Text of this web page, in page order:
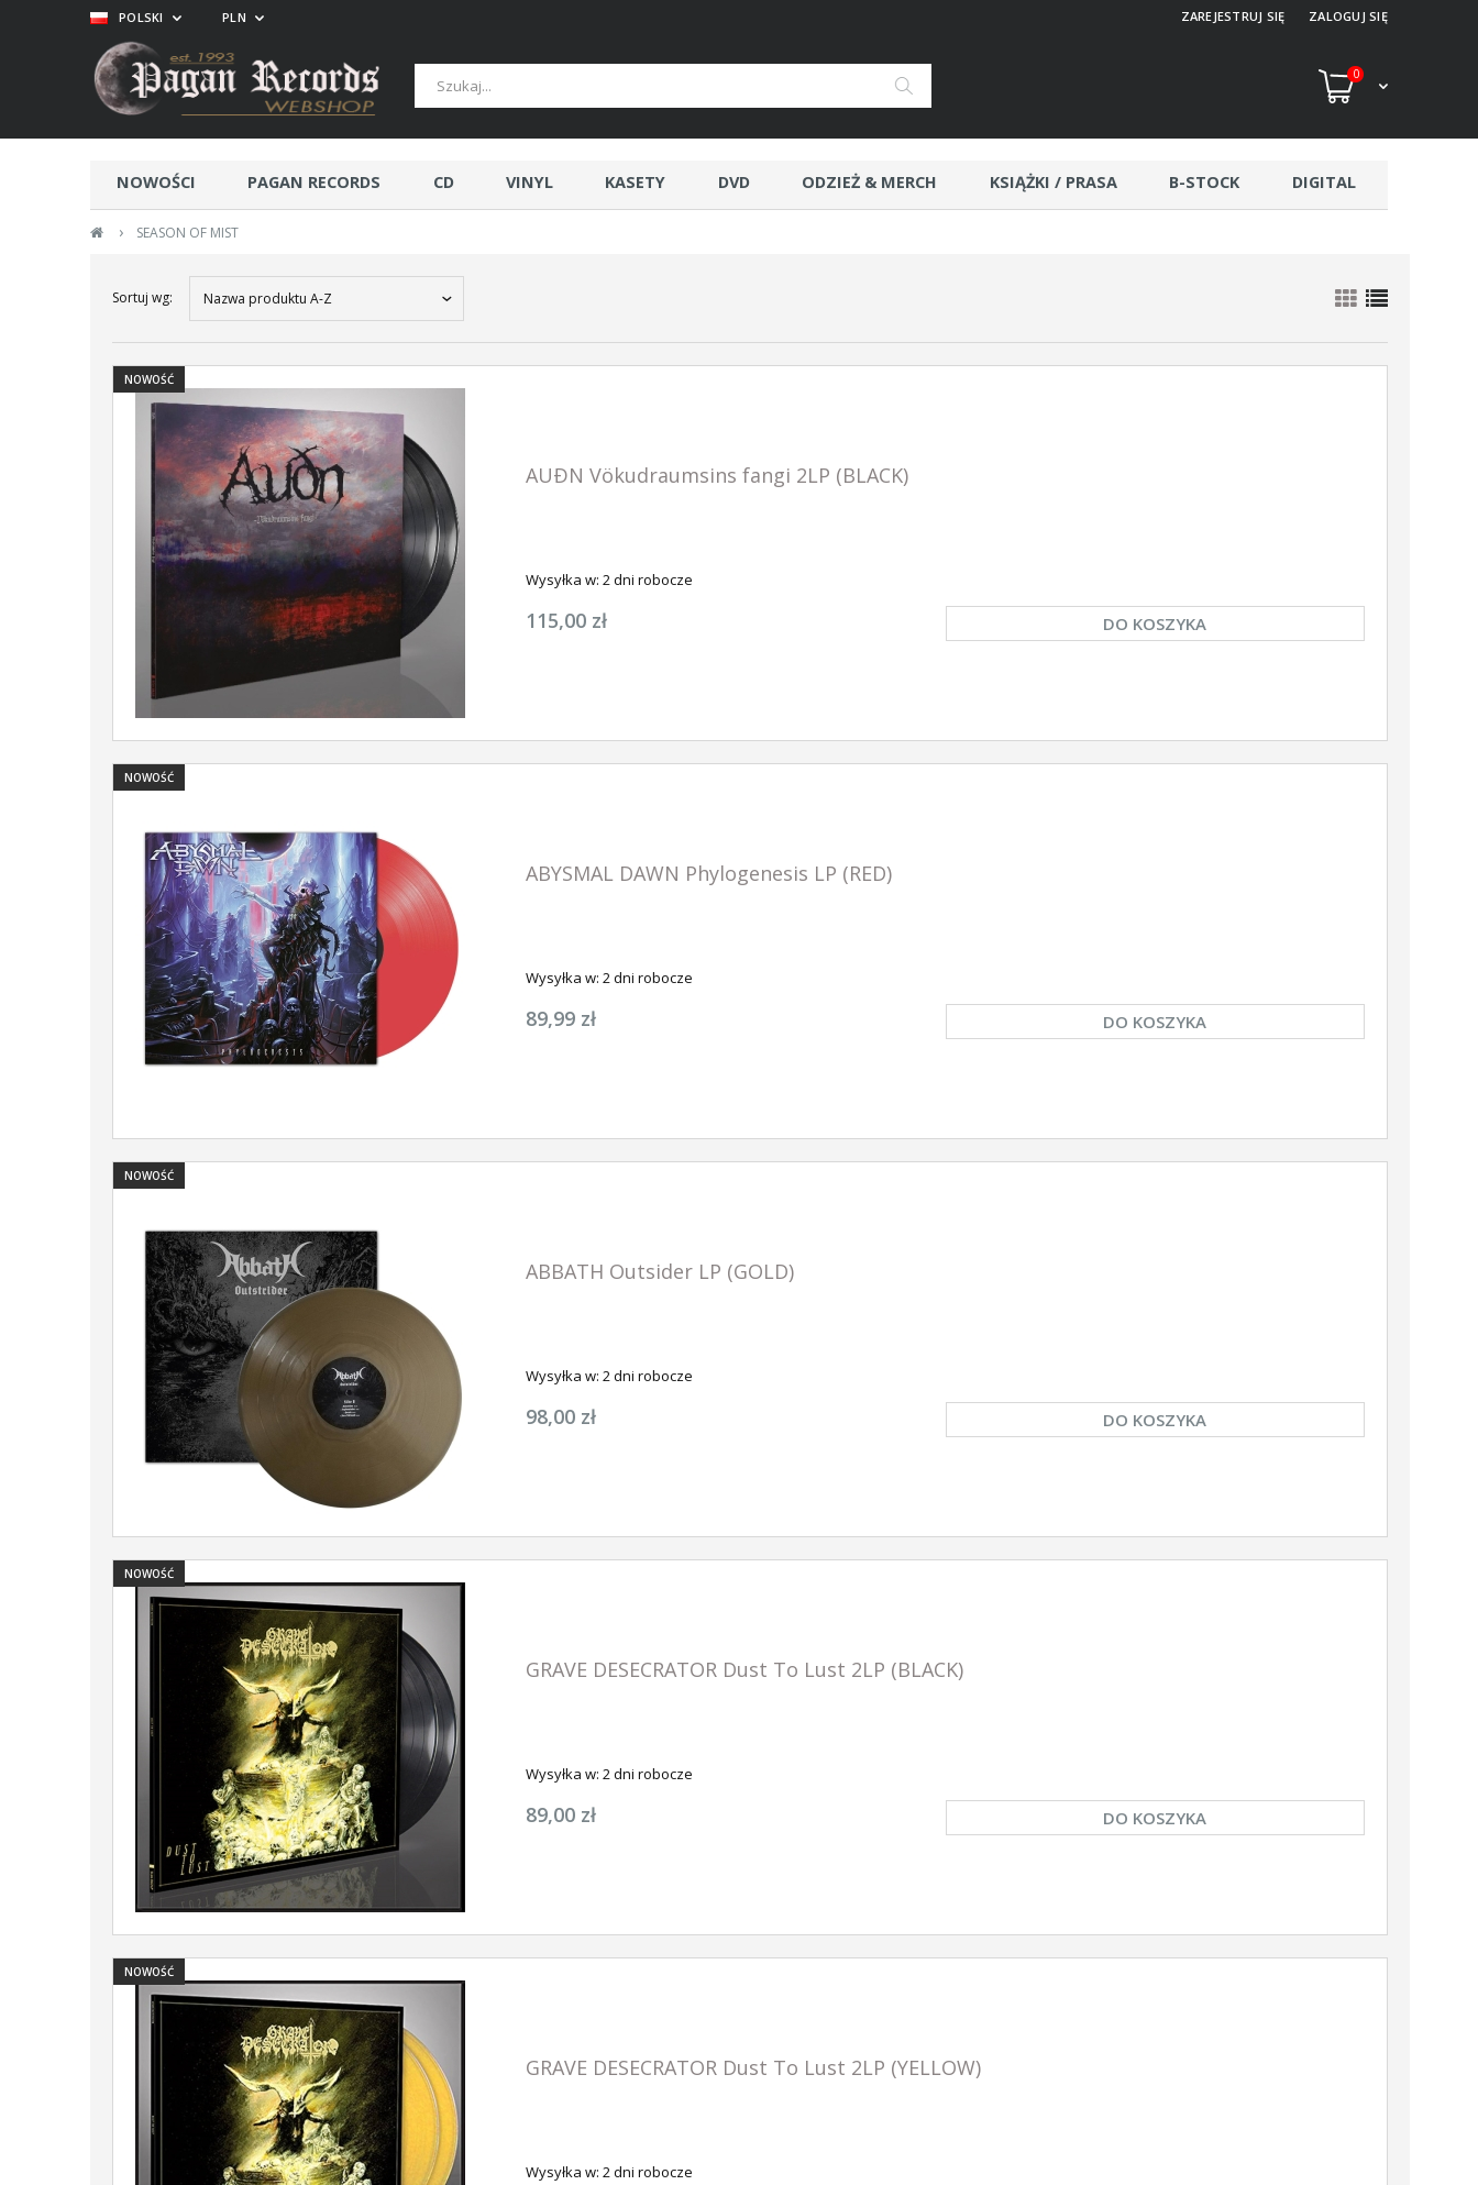
ZAREJESTRUJ SIĘ ZALOGUJ SIĘ
0
NOWOŚCI PAGAN RECORDS CD VINYL KASETY DVD ODZIEŻ & MERCH KSIĄŻKI / PRASA B-STOCK DIGITAL
› SEASON OF MIST
POLSKI PLN
Sortuj wg: Nazwa produktu A-Z
AUÐN Vökudraumsins fangi 2LP (BLACK)
Wysyłka w: 2 dni robocze
115,00 zł DO KOSZYKA
NOWOŚĆ
ABYSMAL DAWN Phylogenesis LP (RED)
Wysyłka w: 2 dni robocze
89,99 zł DO KOSZYKA
NOWOŚĆ
ABBATH Outsider LP (GOLD)
Wysyłka w: 2 dni robocze
98,00 zł DO KOSZYKA
NOWOŚĆ
GRAVE DESECRATOR Dust To Lust 2LP (BLACK)
Wysyłka w: 2 dni robocze
89,00 zł DO KOSZYKA
NOWOŚĆ
GRAVE DESECRATOR Dust To Lust 2LP (YELLOW)
Wysyłka w: 2 dni robocze
NOWOŚĆ